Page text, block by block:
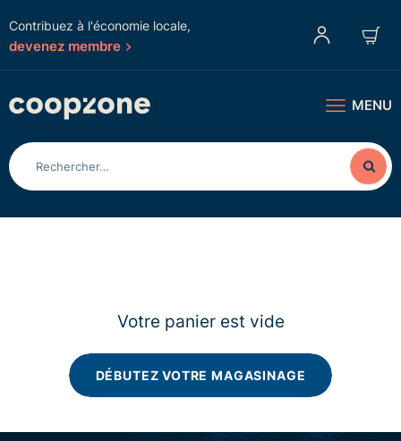
Contribuez à l'économie locale,
devenez membre
MENU
Votre panier est vide
DÉBUTEZ VOTRE MAGASINAGE